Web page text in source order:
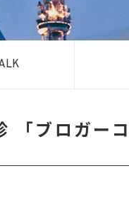
「ブロガー